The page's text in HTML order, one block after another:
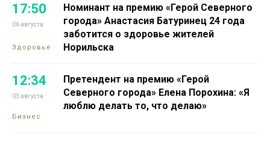
17:50
06 августа
Здоровье
Номинант на премию «Герой Северного
города» Анастасия Батуринец 24 года
заботится о здоровье жителей
Норильска
12:34
03 августа
Бизнес
Претендент на премию «Герой
Северного города» Елена Порохина: «Я
люблю делать то, что делаю»